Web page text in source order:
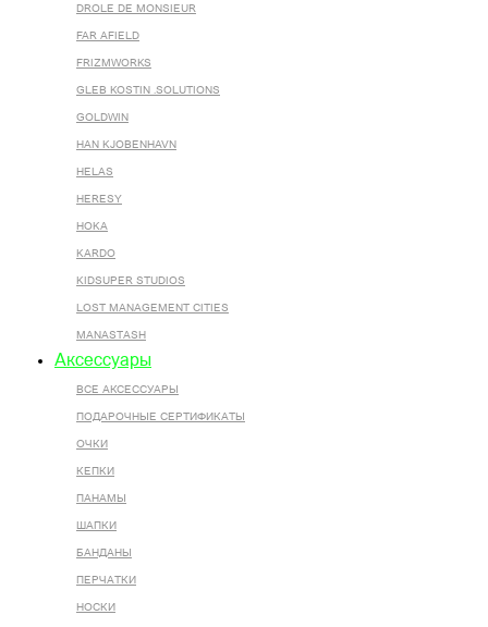
DROLE DE MONSIEUR
FAR AFIELD
FRIZMWORKS
GLEB KOSTIN .SOLUTIONS
GOLDWIN
HAN KJOBENHAVN
HELAS
HERESY
HOKA
KARDO
KIDSUPER STUDIOS
LOST MANAGEMENT CITIES
MANASTASH
Аксессуары
ВСЕ AКСЕССУАРЫ
ПОДАРОЧНЫЕ СЕРТИФИКАТЫ
ОЧКИ
КЕПКИ
ПАНАМЫ
ШАПКИ
БАНДАНЫ
ПЕРЧАТКИ
НОСКИ